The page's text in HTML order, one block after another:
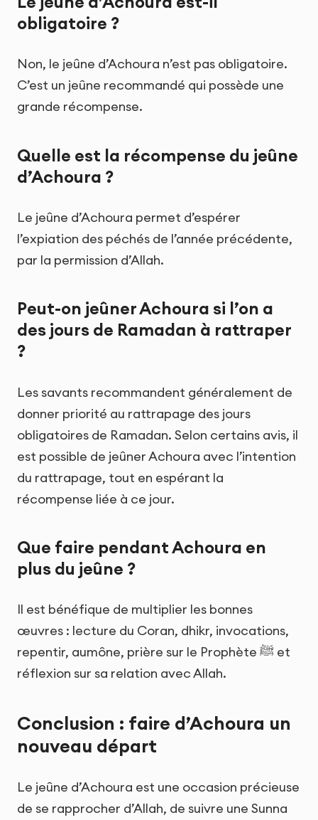
obligatoire ?
Non, le jeûne d’Achoura n’est pas obligatoire.
C’est un jeûne recommandé qui possède une
grande récompense.
Quelle est la récompense du jeûne
d’Achoura ?
Le jeûne d’Achoura permet d’espérer
l’expiation des péchés de l’année précédente,
par la permission d’Allah.
Peut-on jeûner Achoura si l’on a
des jours de Ramadan à rattraper
?
Les savants recommandent généralement de
donner priorité au rattrapage des jours
obligatoires de Ramadan. Selon certains avis, il
est possible de jeûner Achoura avec l’intention
du rattrapage, tout en espérant la
récompense liée à ce jour.
Que faire pendant Achoura en
plus du jeûne ?
Il est bénéfique de multiplier les bonnes
œuvres : lecture du Coran, dhikr, invocations,
repentir, aumône, prière sur le Prophète ﷺ et
réflexion sur sa relation avec Allah.
Conclusion : faire d’Achoura un
nouveau départ
Le jeûne d’Achoura est une occasion précieuse
de se rapprocher d’Allah, de suivre une Sunna